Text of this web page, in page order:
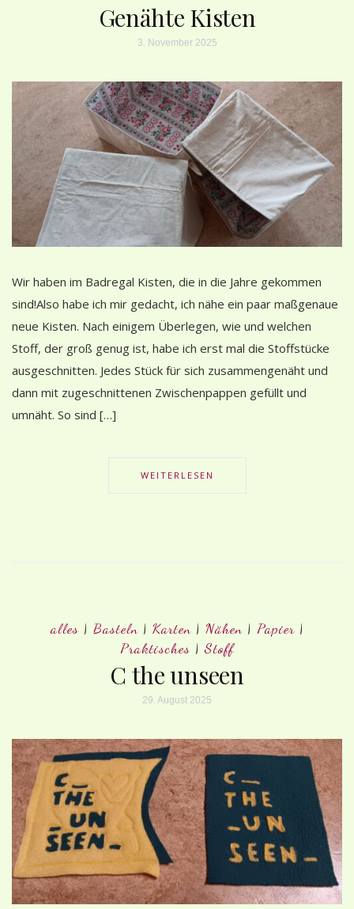
Genähte Kisten
3. November 2025
Wir haben im Badregal Kisten, die in die Jahre gekommen
sind!Also habe ich mir gedacht, ich nähe ein paar maßgenaue
neue Kisten. Nach einigem Überlegen, wie und welchen
Stoff, der groß genug ist, habe ich erst mal die Stoffstücke
ausgeschnitten. Jedes Stück für sich zusammengenäht und
dann mit zugeschnittenen Zwischenpappen gefüllt und
umnäht. So sind […]
WEITERLESEN
alles| Basteln| Karten| Nähen| Papier|
Praktisches |Stoff
C the unseen
29. August 2025